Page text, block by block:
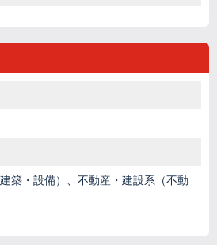
築・設備）、不動産・建設系（不動